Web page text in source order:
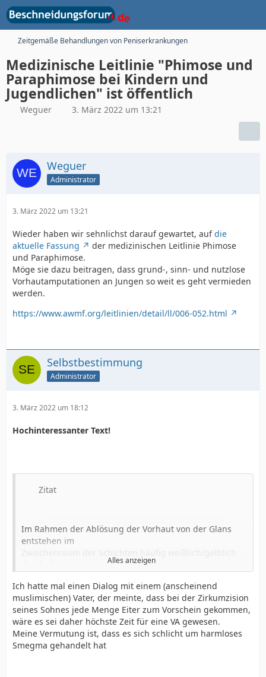
Zeitgemäße Behandlungen von Peniserkrankungen
Medizinische Leitlinie "Phimose und
Paraphimose bei Kindern und
Jugendlichen" ist öffentlich
Weguer 3. März 2022 um 13:21
Weguer
Administrator
3. März 2022 um 13:21
Wieder haben wir sehnlichst darauf gewartet, aufdie
aktuelle Fassung
der medizinischen Leitlinie Phimose
und Paraphimose.
Möge sie dazu beitragen, dass grund-, sinn- und nutzlose
Vorhautamputationen an Jungen so weit es geht vermieden
werden.
https://www.awmf.org/leitlinien/detail/ll/006-052.html
Selbstbestimmung
Administrator
3. März 2022 um 18:12
Hochinteressanter Text!
Zitat
Im Rahmen der Ablösung der Vorhaut von der Glans
entstehen im
durch die Haut schimmernde
ein vorübergehendes und
medizinisch harmloses Entwicklungsphänomen. Sie
bestehen aus Talgdrüsensekret und
Abbauprodukten der Schleimhautzellen (Smegma) und
enthalten unter anderem
Fettsäuren und Steroide. Die Funktion letzterer ist noch
Alles anzeigen
Ich hatte mal einen Dialog mit einem (anscheinend
muslimischen) Vater, der meinte, dass bei der Zirkumzision
seines Sohnes jede Menge Eiter zum Vorschein gekommen,
wäre es sei daher höchste Zeit für eine VA gewesen.
Meine Vermutung ist, dass es sich schlicht um harmloses
Smegma gehandelt hat